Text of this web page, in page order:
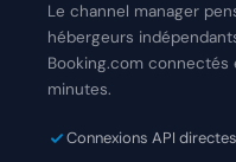
Le channel manager
hébergeurs
Booking.com connectés
minutes.
Connexions API directes